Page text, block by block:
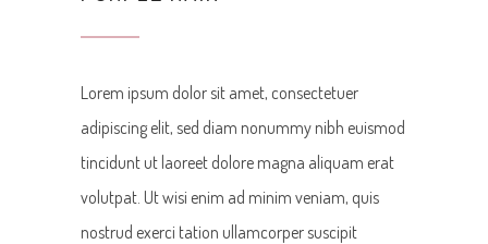
Lorem ipsum dolor sit amet, consectetuer
adipiscing elit, sed diam nonummy nibh euismod
tincidunt ut laoreet dolore magna aliquam erat
volutpat. Ut wisi enim ad minim veniam, quis
nostrud exerci tation ullamcorper suscipit